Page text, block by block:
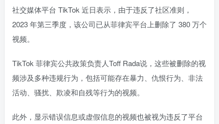
社交媒体平台 TikTok 近日表示，由于违反了社区准则，
2023 年第三季度，该公司已从菲律宾平台上删除了 380 万个
视频。
TikTok 菲律宾公共政策负责人Toff Rada说，这些被删除的视
频涉及多种违规行为，包括可能存在暴力、仇恨行为、非法
活动、骚扰、欺凌和自残等行为的视频。
此外，显示错误信息或虚假信息的视频也被视为违反了平台